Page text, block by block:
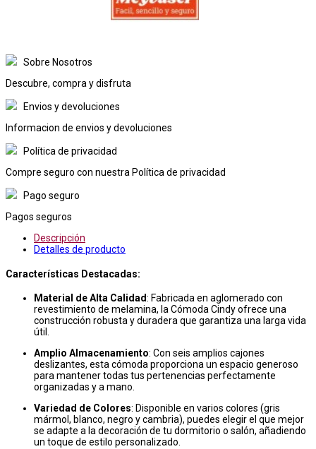
Sobre Nosotros
Descubre, compra y disfruta
Envios y devoluciones
Informacion de envios y devoluciones
Política de privacidad
Compre seguro con nuestra Política de privacidad
Pago seguro
Pagos seguros
Descripción
Detalles de producto
Características Destacadas:
Material de Alta Calidad: Fabricada en aglomerado con
revestimiento de melamina, la Cómoda Cindy ofrece una
construcción robusta y duradera que garantiza una larga vida
útil.
Amplio Almacenamiento: Con seis amplios cajones
deslizantes, esta cómoda proporciona un espacio generoso
para mantener todas tus pertenencias perfectamente
organizadas y a mano.
Variedad de Colores: Disponible en varios colores (gris
mármol, blanco, negro y cambria), puedes elegir el que mejor
se adapte a la decoración de tu dormitorio o salón, añadiendo
un toque de estilo personalizado.